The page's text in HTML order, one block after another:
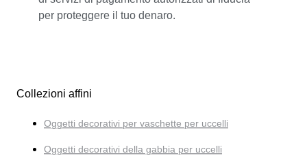
per proteggere il tuo denaro.
Collezioni affini
Oggetti decorativi per vaschette per uccelli
Oggetti decorativi della gabbia per uccelli